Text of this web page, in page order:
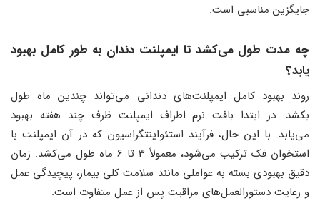
جایگزین مناسبی است.
چه مدت طول می‌کشد تا ایمپلنت دندان به طور کامل بهبود
یابد؟
روند بهبود کامل ایمپلنت‌های دندانی می‌تواند چندین ماه طول
بکشد. در ابتدا بافت نرم اطراف ایمپلنت ظرف چند هفته بهبود
می‌یابد. با این حال، فرآیند استئواینتگراسیون که در آن ایمپلنت با
استخوان فک ترکیب می‌شود، معمولاً 3 تا 6 ماه طول می‌کشد. زمان
دقیق بهبودی بسته به عواملی مانند سلامت کلی بیمار، پیچیدگی عمل
و رعایت دستورالعمل‌های مراقبت پس از عمل متفاوت است.